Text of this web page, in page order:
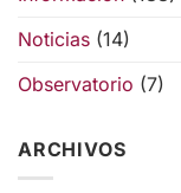
Noticias (14)
Observatorio (7)
ARCHIVOS